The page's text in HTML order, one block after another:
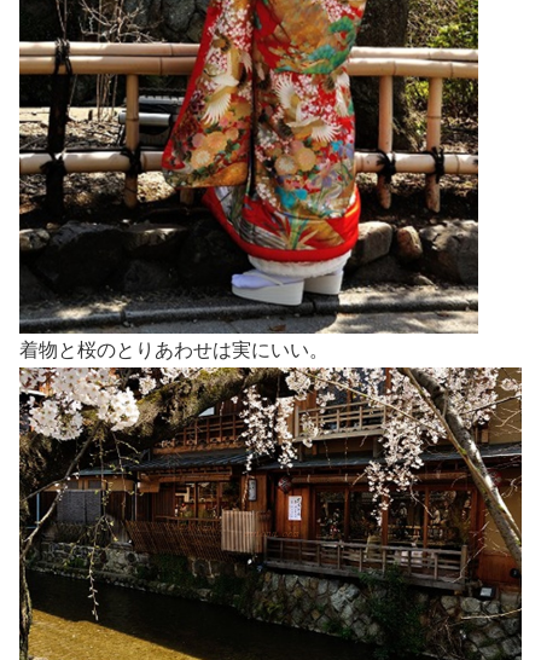
着物と桜のとりあわせは実にいい。